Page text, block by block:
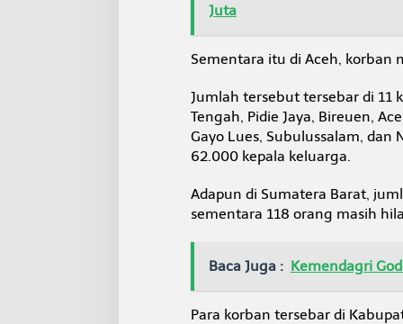
Juta
Sementara itu di Aceh, korban
Jumlah tersebut tersebar di 11
Tengah, Pidie Jaya, Bireuen,
Gayo Lues, Subulussalam,
62.000 kepala keluarga.
Adapun di Sumatera Barat,
sementara 118 orang masih
Baca Juga : Kemendagri
Para korban tersebar di